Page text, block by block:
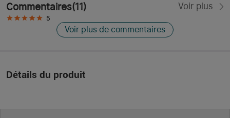
Commentaires(11) Voir plus
5
Voir plus de commentaires
Détails du produit